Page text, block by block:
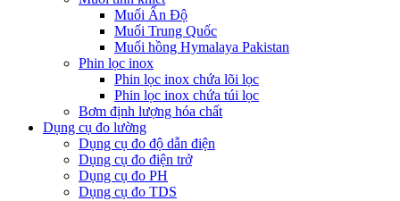
Muối Ấn Độ
Muối Trung Quốc
Muối hồng Hymalaya Pakistan
Phin lọc inox
Phin lọc inox chứa lõi lọc
Phin lọc inox chứa túi lọc
Bơm định lượng hóa chất
Dụng cụ đo lường
Dụng cụ đo độ dẫn điện
Dụng cụ đo điện trở
Dụng cụ đo PH
Dụng cụ đo TDS